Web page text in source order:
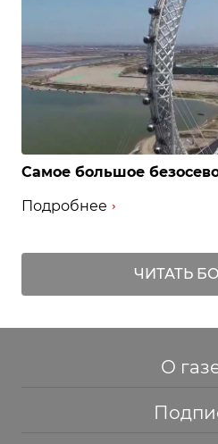
Самое большое
Подробнее
ЧИТАТЬ
О